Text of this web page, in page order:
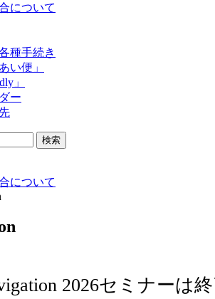
について
種手続き
い便」
」
ー
について
2026セミナーは